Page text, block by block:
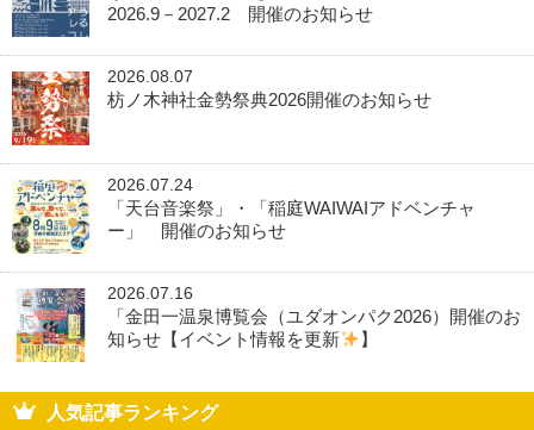
2026.9－2027.2 開催のお知らせ
2026.08.07
枋ノ木神社金勢祭典2026開催のお知らせ
2026.07.24
「天台音楽祭」・「稲庭WAIWAIアドベンチャ
ー」 開催のお知らせ
2026.07.16
「金田一温泉博覧会（ユダオンパク2026）開催のお
知らせ【イベント情報を更新
】
人気記事ランキング